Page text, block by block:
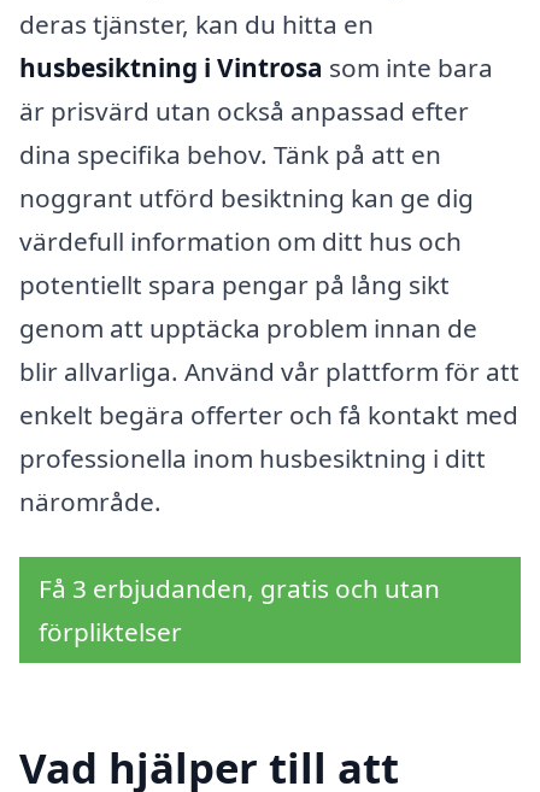
deras tjänster, kan du hitta en
husbesiktning i Vintrosa som inte bara
är prisvärd utan också anpassad efter
dina specifika behov. Tänk på att en
noggrant utförd besiktning kan ge dig
värdefull information om ditt hus och
potentiellt spara pengar på lång sikt
genom att upptäcka problem innan de
blir allvarliga. Använd vår plattform för att
enkelt begära offerter och få kontakt med
professionella inom husbesiktning i ditt
närområde.
Få 3 erbjudanden, gratis och utan
förpliktelser
Vad hjälper till att